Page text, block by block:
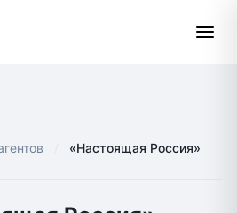
«Настоящая Россия»